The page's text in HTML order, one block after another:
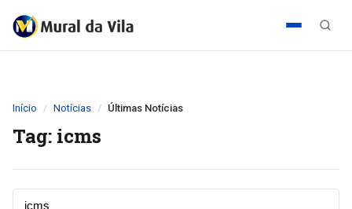
Início Notícias Últimas Notícias
Tag: icms